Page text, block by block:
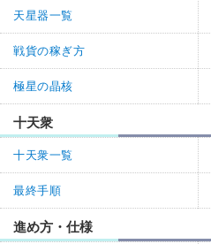
天星器一覧
戦貨の稼ぎ方
極星の晶核
十天衆
十天衆一覧
最終手順
進め方・仕様